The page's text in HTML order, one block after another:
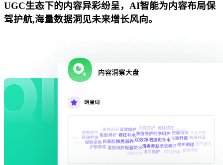
UGC生态下的内容异彩纷呈，AI智能为内容布局保
驾护航,海量数据洞见未来增长风向。